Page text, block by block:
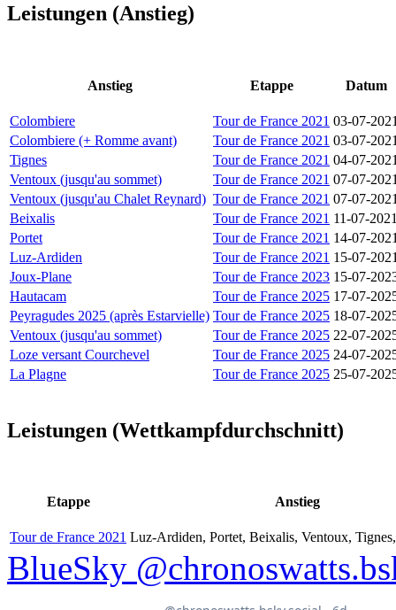
Leistungen (Anstieg)
Anstieg Etappe Datum
Colombiere Tour de France 2021 03-07-
Colombiere (+ Romme avant)
Tour de France 2021 03-07-
Tignes
Tour de France 2021 04-07-
Ventoux (jusqu'au sommet)
Tour de France 2021 07-07-
Ventoux (jusqu'au Chalet Reynard) Tour de France 2021 07-07-
Beixalis
Tour de France 2021 11-07-
Portet
Tour de France 2021 14-07-
Luz-Ardiden
Tour de France 2021 15-07-
Joux-Plane
Tour de France 2023 15-07-
Hautacam
Tour de France 2025 17-07-
Peyragudes 2025 (après Estarvielle) Tour de France 2025 18-07-
Ventoux (jusqu'au sommet)
Tour de France 2025 22-07-
Loze versant Courchevel
Tour de France 2025 24-07-
La Plagne
Tour de France 2025 25-07-
Leistungen (Wettkampfdurchschnitt)
Etappe Anstieg
Tour de France 2021 Luz-Ardiden, Portet, Beixalis, Ventoux,
BlueSky